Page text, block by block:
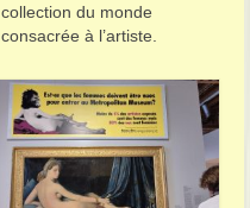
collection du monde
consacrée à l’artiste.